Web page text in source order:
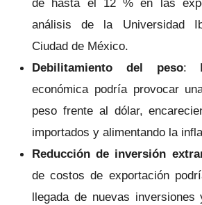
de hasta el 12 % en las
análisis de la Universidad
Ciudad de México.
Debilitamiento del peso:
económica podría provocar
peso frente al dólar,
importados y alimentando la
Reducción de inversión
de costos de exportación
llegada de nuevas